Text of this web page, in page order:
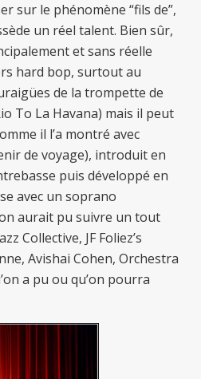
sur le phénomène “fils de”,
un réel talent. Bien sûr,
et sans réelle
hard bop, surtout au
de la trompette de
To La Havana) mais il peut
il l’a montré avec
de voyage), introduit en
puis développé en
avec un soprano
aurait pu suivre un tout
Collective, JF Foliez’s
Avishai Cohen, Orchestra
a pu ou qu’on pourra